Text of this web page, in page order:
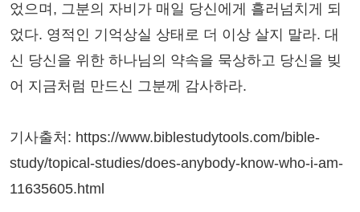
었으며, 그분의 자비가 매일 당신에게 흘러넘치게 되
었다. 영적인 기억상실 상태로 더 이상 살지 말라. 대
신 당신을 위한 하나님의 약속을 묵상하고 당신을 빚
어 지금처럼 만드신 그분께 감사하라.
기사출처: https://www.biblestudytools.com/bible-
study/topical-studies/does-anybody-know-who-i-am-
11635605.html